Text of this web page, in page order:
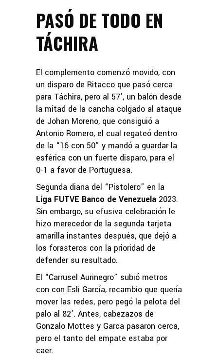
PASÓ DE TODO EN
TÁCHIRA
El complemento comenzó movido, con
un disparo de Ritacco que pasó cerca
para Táchira, pero al 57’, un balón desde
la mitad de la cancha colgado al ataque
de Johan Moreno, que consiguió a
Antonio Romero, el cual regateó dentro
de la “16 con 50” y mandó a guardar la
esférica con un fuerte disparo, para el
0-1 a favor de Portuguesa.
Segunda diana del “Pistolero” en la
Liga FUTVE Banco de Venezuela 2023.
Sin embargo, su efusiva celebración le
hizo merecedor de la segunda tarjeta
amarilla instantes después, que dejó a
los forasteros con la prioridad de
defender su resultado.
El “Carrusel Aurinegro” subió metros
con con Esli García, recambio que quería
mover las redes, pero pegó la pelota del
palo al 82’. Antes, cabezazos de
Gonzalo Mottes y Garca pasaron cerca,
pero el tanto del empate estaba por
caer.